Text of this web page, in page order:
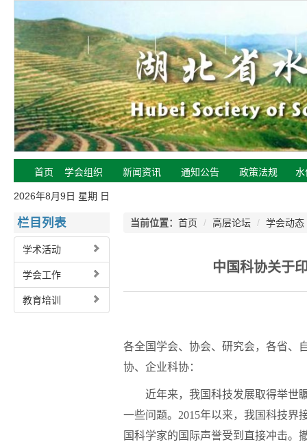
首页 学会组织 新闻资讯 通知公告 政策法规
2026年8月9日 星期 日
栏目列表
学术活动
学会工作
教育培训
当前位置： 首页 / 高层论坛 / 学会动态
中国科协关于
各全国学会、协会、研究会，各省、
协、企业科协：
近年来，我国科技发展取得举世瞩
一些问题。2015年以来，我国科技界
国科学家的国际声誉受到直接冲击。